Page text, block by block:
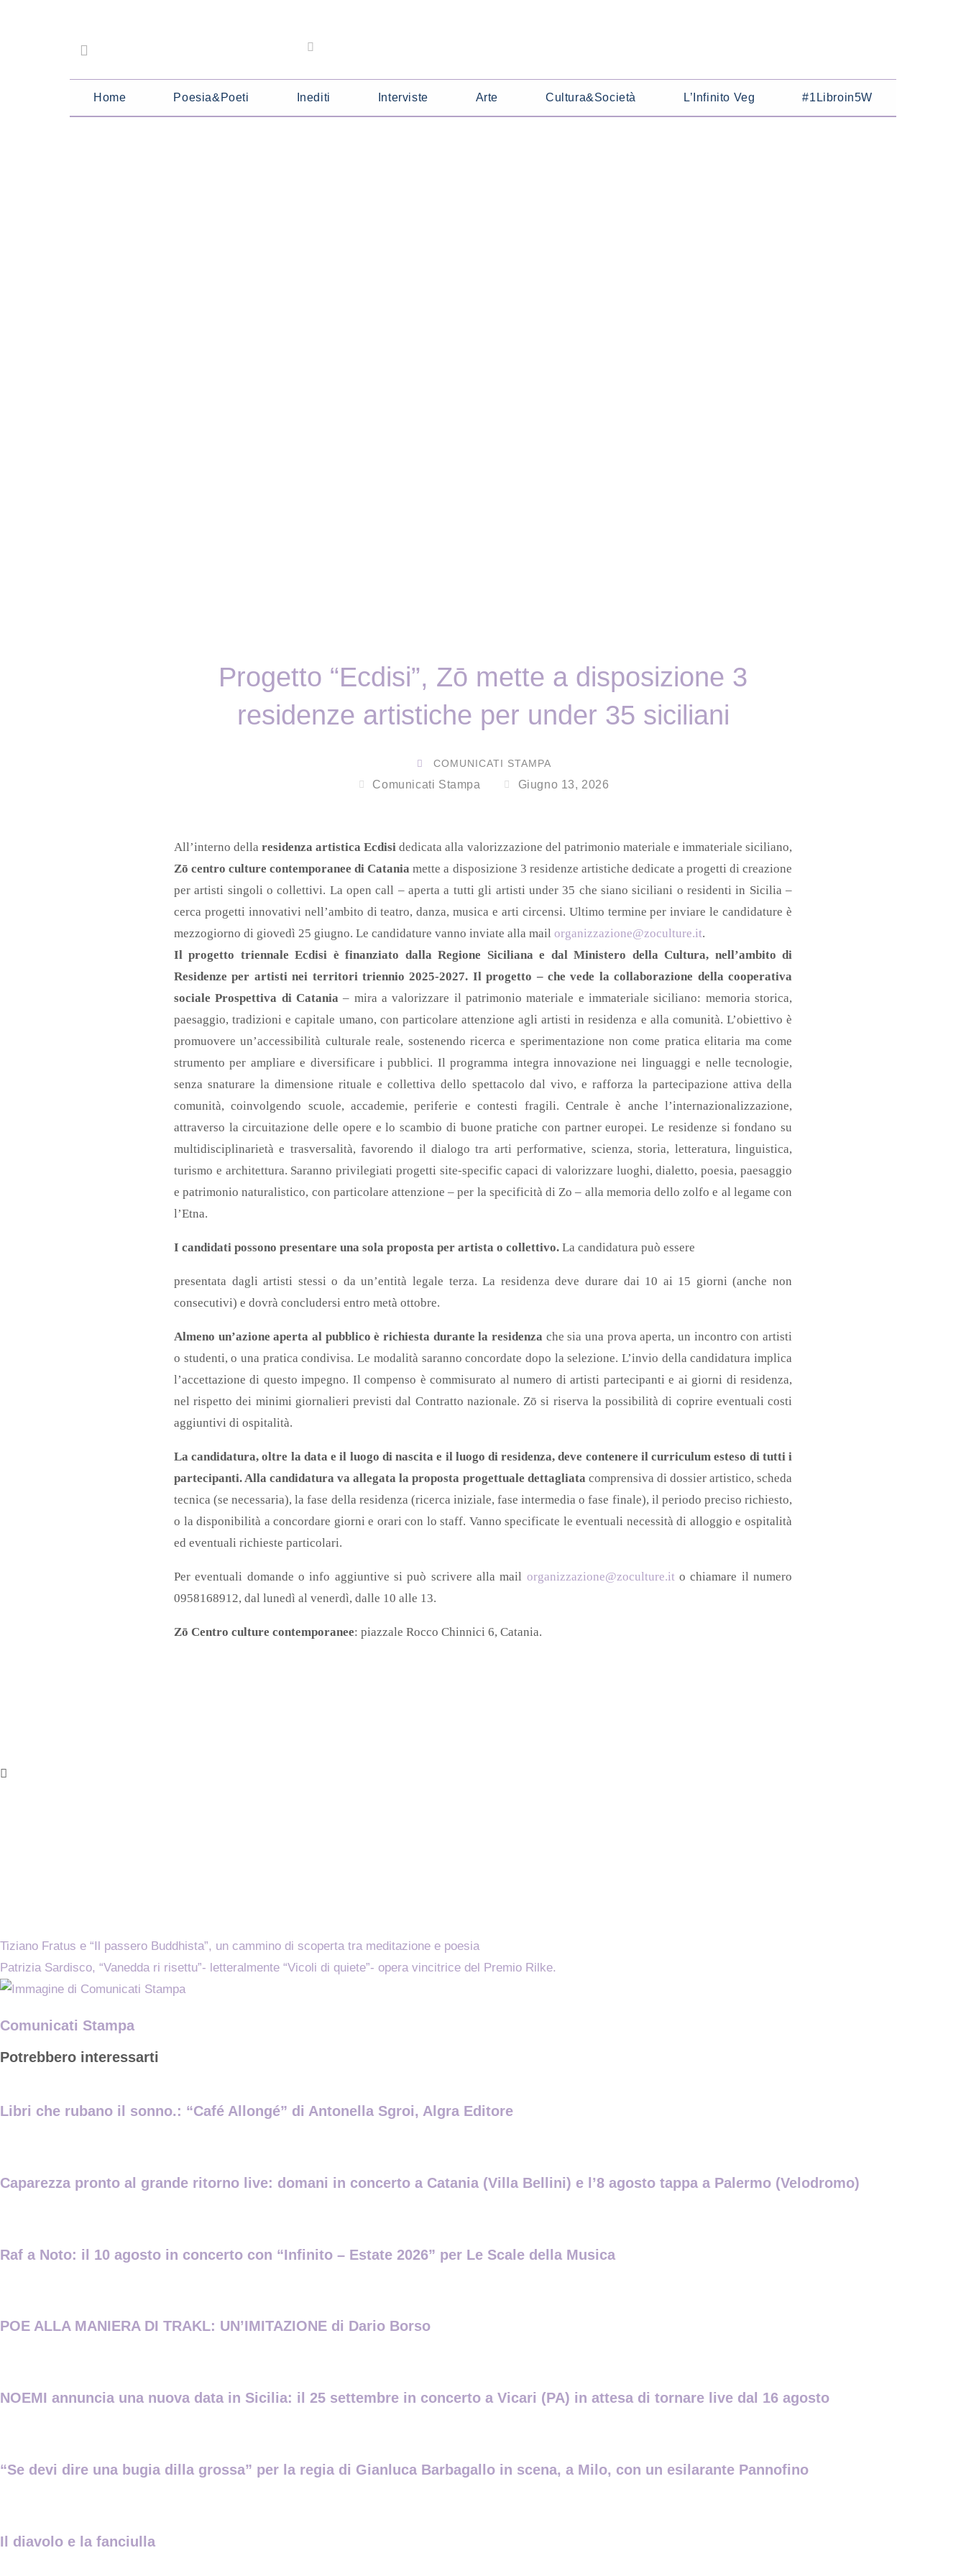
Home Poesia&Poeti Inediti Interviste Arte Cultura&Società L’Infinito Veg #1Libroin5W
Progetto “Ecdisi”, Zō mette a disposizione 3
residenze artistiche per under 35 siciliani
COMUNICATI STAMPA
Comunicati Stampa Giugno 13, 2026
All’interno dellaresidenza artistica Ecdisidedicata alla valorizzazione del patrimonio materiale e immateriale siciliano,
Zō centro culture contemporanee di Catania mette a disposizione 3 residenze artistiche dedicate a progetti di creazione
per artisti singoli o collettivi. La open call – aperta a tutti gli artisti under 35 che siano siciliani o residenti in Sicilia –
cerca progetti innovativi nell’ambito di teatro, danza, musica e arti circensi. Ultimo termine per inviare le candidature è
mezzogiorno di giovedì 25 giugno. Le candidature vanno inviate alla mail organizzazione@zoculture.it.
Il progetto triennale Ecdisi è finanziato dalla Regione Siciliana e dal Ministero della Cultura, nell’ambito di
Residenze per artisti nei territori triennio 2025-2027. Il progetto – che vede la collaborazione della cooperativa
sociale Prospettiva di Catania – mira a valorizzare il patrimonio materiale e immateriale siciliano: memoria storica,
paesaggio, tradizioni e capitale umano, con particolare attenzione agli artisti in residenza e alla comunità. L’obiettivo è
promuovere un’accessibilità culturale reale, sostenendo ricerca e sperimentazione non come pratica elitaria ma come
strumento per ampliare e diversificare i pubblici. Il programma integra innovazione nei linguaggi e nelle tecnologie,
senza snaturare la dimensione rituale e collettiva dello spettacolo dal vivo, e rafforza la partecipazione attiva della
comunità, coinvolgendo scuole, accademie, periferie e contesti fragili. Centrale è anche l’internazionalizzazione,
attraverso la circuitazione delle opere e lo scambio di buone pratiche con partner europei. Le residenze si fondano su
multidisciplinarietà e trasversalità, favorendo il dialogo tra arti performative, scienza, storia, letteratura, linguistica,
turismo e architettura. Saranno privilegiati progetti site-specific capaci di valorizzare luoghi, dialetto, poesia, paesaggio
e patrimonio naturalistico, con particolare attenzione – per la specificità di Zo – alla memoria dello zolfo e al legame con
l’Etna.
I candidati possono presentare una sola proposta per artista o collettivo. La candidatura può essere
presentata dagli artisti stessi o da un’entità legale terza. La residenza deve durare dai 10 ai 15 giorni (anche non
consecutivi) e dovrà concludersi entro metà ottobre.
Almeno un’azione aperta al pubblico è richiesta durante la residenza che sia una prova aperta, un incontro con artisti
o studenti, o una pratica condivisa. Le modalità saranno concordate dopo la selezione. L’invio della candidatura implica
l’accettazione di questo impegno. Il compenso è commisurato al numero di artisti partecipanti e ai giorni di residenza,
nel rispetto dei minimi giornalieri previsti dal Contratto nazionale. Zō si riserva la possibilità di coprire eventuali costi
aggiuntivi di ospitalità.
La candidatura, oltre la data e il luogo di nascita e il luogo di residenza, deve contenere il curriculum esteso di tutti i
partecipanti. Alla candidatura va allegata la proposta progettuale dettagliatacomprensiva di dossier artistico, scheda
tecnica (se necessaria), la fase della residenza (ricerca iniziale, fase intermedia o fase finale), il periodo preciso richiesto,
o la disponibilità a concordare giorni e orari con lo staff. Vanno specificate le eventuali necessità di alloggio e ospitalità
ed eventuali richieste particolari.
Per eventuali domande o info aggiuntive si può scrivere alla mail organizzazione@zoculture.ito chiamare il numero
0958168912, dal lunedì al venerdì, dalle 10 alle 13.
Zō Centro culture contemporanee: piazzale Rocco Chinnici 6, Catania.
Tiziano Fratus e “Il passero Buddhista”, un cammino di scoperta tra meditazione e poesia
Patrizia Sardisco, “Vanedda ri risettu”- letteralmente “Vicoli di quiete”- opera vincitrice del Premio Rilke.
Comunicati Stampa
Potrebbero interessarti
Libri che rubano il sonno.: “Café Allongé” di Antonella Sgroi, Algra Editore
Caparezza pronto al grande ritorno live: domani in concerto a Catania (Villa Bellini) e l’8 agosto tappa a Palermo (Velodromo)
Raf a Noto: il 10 agosto in concerto con “Infinito – Estate 2026” per Le Scale della Musica
POE ALLA MANIERA DI TRAKL: UN’IMITAZIONE di Dario Borso
NOEMI annuncia una nuova data in Sicilia: il 25 settembre in concerto a Vicari (PA) in attesa di tornare live dal 16 agosto
“Se devi dire una bugia dilla grossa” per la regia di Gianluca Barbagallo in scena, a Milo, con un esilarante Pannofino
Il diavolo e la fanciulla